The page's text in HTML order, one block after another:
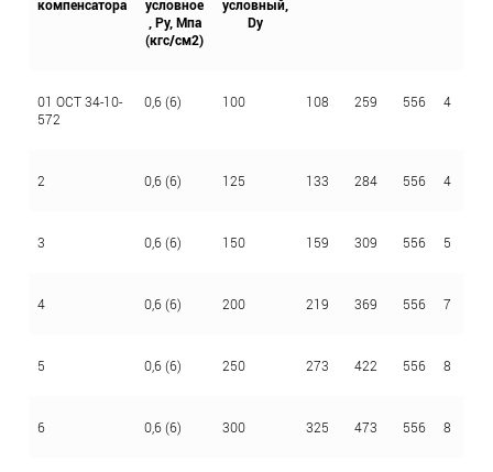
компенсатора
условное
, Ру, Мпа
(кгс/см2)
условный,
Dy
01 ОСТ 34-10-
572
0,6 (6) 100 108 259 556 4
2 0,6 (6) 125 133 284 556 4
3 0,6 (6) 150 159 309 556 5
4 0,6 (6) 200 219 369 556 7
5 0,6 (6) 250 273 422 556 8
6 0,6 (6) 300 325 473 556 8